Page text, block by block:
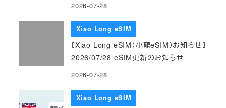
2026-07-28
Xiao Long eSIM
【Xiao Long eSIM（小龍eSIM）お知らせ】
2026/07/28 eSIM更新のお知らせ
2026-07-28
Xiao Long eSIM